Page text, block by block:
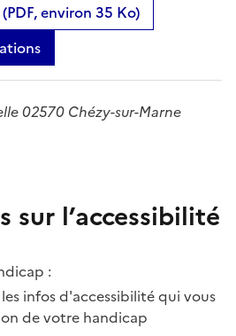
environ 35 Ko)
02570 Chézy-sur-Marne
sur l’accessibilité
:
infos d'accessibilité qui vous
de votre handicap